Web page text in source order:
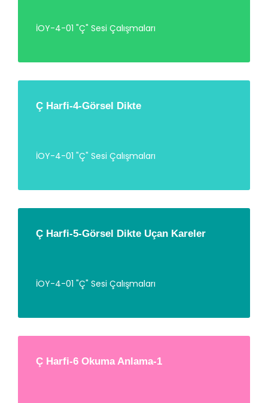
İOY-4-01 "Ç" Sesi Çalışmaları
Ç Harfi-4-Görsel Dikte
İOY-4-01 "Ç" Sesi Çalışmaları
Ç Harfi-5-Görsel Dikte Uçan Kareler
İOY-4-01 "Ç" Sesi Çalışmaları
Ç Harfi-6 Okuma Anlama-1